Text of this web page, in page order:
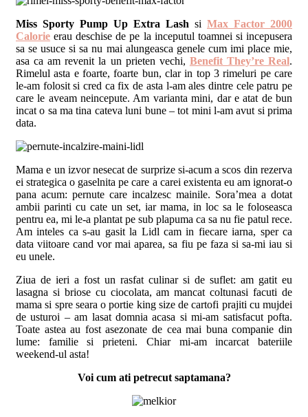
Miss Sporty Pump Up Extra Lash si Max Factor 2000
Calorie erau deschise de pe la inceputul toamnei si incepusera
sa se usuce si sa nu mai alungeasca genele cum imi place mie,
asa ca am revenit la un prieten vechi, Benefit They’re Real.
Rimelul asta e foarte, foarte bun, clar in top 3 rimeluri pe care
le-am folosit si cred ca fix de asta l-am ales dintre cele patru pe
care le aveam neincepute. Am varianta mini, dar e atat de bun
incat o sa ma tina cateva luni bune – tot mini l-am avut si prima
data.
Mama e un izvor nesecat de surprize si-acum a scos din rezerva
ei strategica o gaselnita pe care a carei existenta eu am ignorat-o
pana acum: pernute care incalzesc mainile. Sora’mea a dotat
ambii parinti cu cate un set, iar mama, in loc sa le foloseasca
pentru ea, mi le-a plantat pe sub plapuma ca sa nu fie patul rece.
Am inteles ca s-au gasit la Lidl cam in fiecare iarna, sper ca
data viitoare cand vor mai aparea, sa fiu pe faza si sa-mi iau si
eu unele.
Ziua de ieri a fost un rasfat culinar si de suflet: am gatit eu
lasagna si briose cu ciocolata, am mancat coltunasi facuti de
mama si spre seara o portie king size de cartofi prajiti cu mujdei
de usturoi – am lasat domnia acasa si mi-am satisfacut pofta.
Toate astea au fost asezonate de cea mai buna companie din
lume: familie si prieteni. Chiar mi-am incarcat bateriile
weekend-ul asta!
Voi cum ati petrecut saptamana?